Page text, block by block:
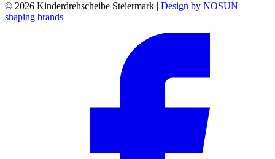
© 2026 Kinderdrehscheibe Steiermark | Design by NOSUN
shaping brands